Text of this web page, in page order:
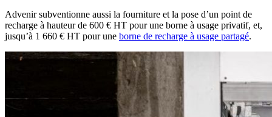
Advenir subventionne aussi la fourniture et la pose d’un point de
recharge à hauteur de 600 € HT pour une borne à usage privatif, et,
jusqu’à 1 660 € HT pour une borne de recharge à usage partagé.